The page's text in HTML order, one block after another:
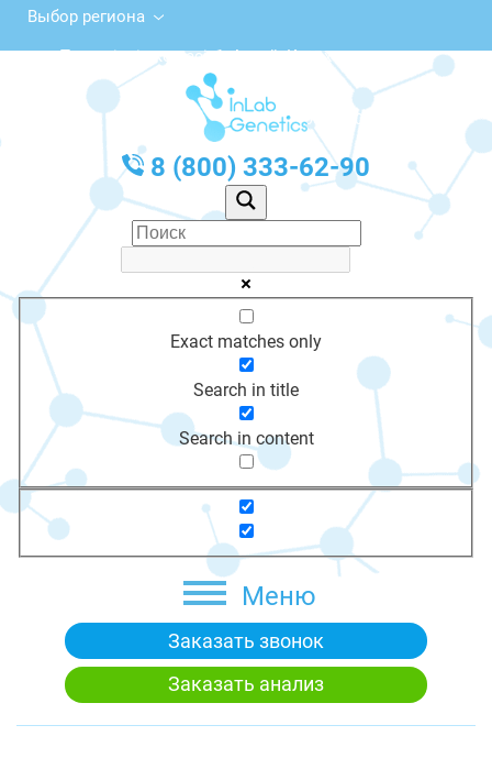
Выбор региона
Тәуелсіздік көшесі, 1, Алтай, Казахстан
с 10:00 до 20:00
График работы: Пн-Пт с 10:00 до 20:00
8 (800) 333-62-90
Exact matches only
Search in title
Search in content
Меню
Заказать звонок
Заказать анализ